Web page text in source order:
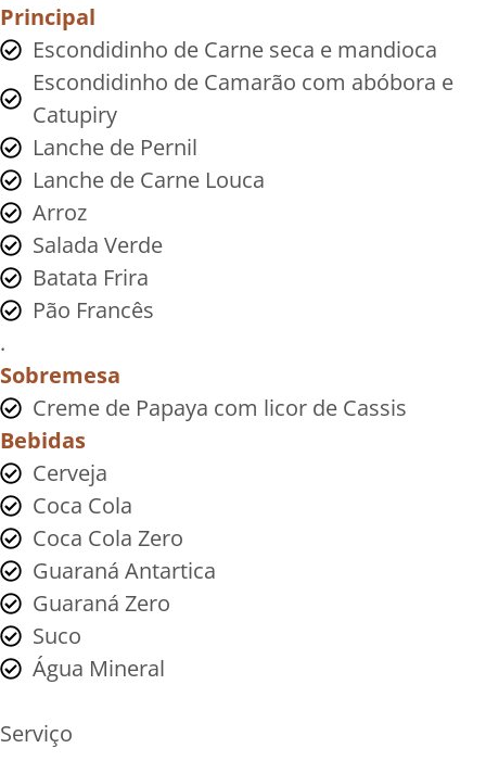
Principal
Escondidinho de Carne seca e mandioca
Escondidinho de Camarão com abóbora e
Catupiry
Lanche de Pernil
Lanche de Carne Louca
Arroz
Salada Verde
Batata Frira
Pão Francês
.
Sobremesa
Creme de Papaya com licor de Cassis
Bebidas
Cerveja
Coca Cola
Coca Cola Zero
Guaraná Antartica
Guaraná Zero
Suco
Água Mineral
Serviço